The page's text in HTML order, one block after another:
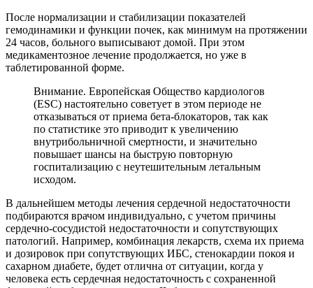
После нормализации и стабилизации показателей
гемодинамики и функции почек, как минимум на протяжении
24 часов, больного выписывают домой. При этом
медикаментозное лечение продолжается, но уже в
таблетированной форме.
Внимание. Европейская Общество кардиологов
(ESC) настоятельно советует в этом периоде не
отказываться от приема бета-блокаторов, так как
по статистике это приводит к увеличению
внутрибольничной смертности, и значительно
повышает шансы на быструю повторную
госпитализацию с неутешительным летальным
исходом.
В дальнейшем методы лечения сердечной недостаточности
подбираются врачом индивидуально, с учетом причины
сердечно-сосудистой недостаточности и сопутствующих
патологий. Например, комбинация лекарств, схема их приема
и дозировок при сопутствующих ИБС, стенокардии покоя и
сахарном диабете, будет отлична от ситуации, когда у
человека есть сердечная недостаточность с сохраненной